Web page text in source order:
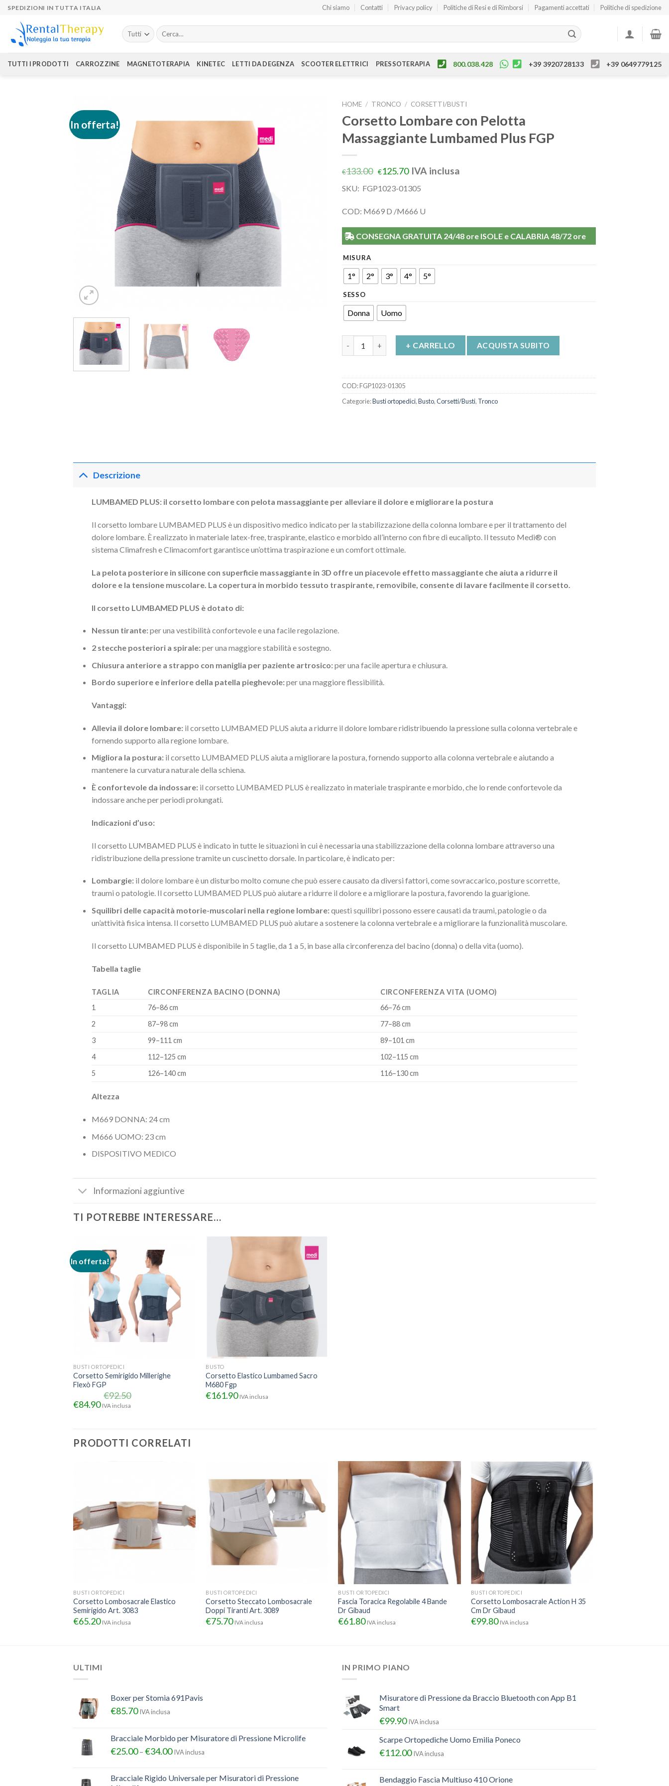
Skip
content
SPEDIZIONI IN TUTTA ITALIA Chi siamo Contatti Privacy policy Politiche di Resi e di Rimborsi Pagamenti accettati Politiche di spedizione
Cerca:
TUTTI I PRODOTTI CARROZZINE MAGNETOTERAPIA KINETEC LETTI DA DEGENZA SCOOTER ELETTRICI PRESSOTERAPIA 800.038.428 +39 3920728133 +39 0649779125
In offerta!
HOME / TRONCO / CORSETTI/BUSTI
Corsetto Lombare con Pelotta
Massaggiante Lumbamed Plus FGP
€133.00 €125.70 IVA inclusa
SKU: FGP1023-01305
COD: M669 D /M666 U
CONSEGNA GRATUITA 24/48 ore ISOLE e CALABRIA 48/72 ore
MISURA
1° 2° 3° 4° 5°
SESSO
Donna Uomo
+ CARRELLO ACQUISTA SUBITO
COD:FGP1023-01305
Categorie:Busti ortopedici,Busto,Corsetti/Busti, Tronco
Descrizione
LUMBAMED PLUS: il corsetto lombare con pelota massaggiante per alleviare il dolore e migliorare la postura
Il corsetto lombare LUMBAMED PLUS è un dispositivo medico indicato per la stabilizzazione della colonna lombare e per il trattamento del
dolore lombare. È realizzato in materiale latex-free, traspirante, elastico e morbido all’interno con fibre di eucalipto. Il tessuto Medi® con
sistema Climafresh e Climacomfort garantisce un’ottima traspirazione e un comfort ottimale.
La pelota posteriore in silicone con superficie massaggiante in 3D offre un piacevole effetto massaggiante che aiuta a ridurre il
dolore e la tensione muscolare. La copertura in morbido tessuto traspirante, removibile, consente di lavare facilmente il corsetto.
Il corsetto LUMBAMED PLUS è dotato di:
Nessun tirante:per una vestibilità confortevole e una facile regolazione.
2 stecche posteriori a spirale:per una maggiore stabilità e sostegno.
Chiusura anteriore a strappo con maniglia per paziente artrosico:per una facile apertura e chiusura.
Bordo superiore e inferiore della patella pieghevole:per una maggiore flessibilità.
Vantaggi:
Allevia il dolore lombare:il corsetto LUMBAMED PLUS aiuta a ridurre il dolore lombare ridistribuendo la pressione sulla colonna vertebrale e
fornendo supporto alla regione lombare.
Migliora la postura:il corsetto LUMBAMED PLUS aiuta a migliorare la postura, fornendo supporto alla colonna vertebrale e aiutando a
mantenere la curvatura naturale della schiena.
È confortevole da indossare:il corsetto LUMBAMED PLUS è realizzato in materiale traspirante e morbido, che lo rende confortevole da
indossare anche per periodi prolungati.
Indicazioni d’uso:
Il corsetto LUMBAMED PLUS è indicato in tutte le situazioni in cui è necessaria una stabilizzazione della colonna lombare attraverso una
ridistribuzione della pressione tramite un cuscinetto dorsale. In particolare, è indicato per:
Lombargie:il dolore lombare è un disturbo molto comune che può essere causato da diversi fattori, come sovraccarico, posture scorrette,
traumi o patologie. Il corsetto LUMBAMED PLUS può aiutare a ridurre il dolore e a migliorare la postura, favorendo la guarigione.
Squilibri delle capacità motorie-muscolari nella regione lombare:questi squilibri possono essere causati da traumi, patologie o da
un’attività fisica intensa. Il corsetto LUMBAMED PLUS può aiutare a sostenere la colonna vertebrale e a migliorare la funzionalità muscolare.
Il corsetto LUMBAMED PLUS è disponibile in 5 taglie, da 1 a 5, in base alla circonferenza del bacino (donna) o della vita (uomo).
Tabella taglie
TAGLIA CIRCONFERENZA BACINO (DONNA)
CIRCONFERENZA VITA (UOMO)
1
76–86 cm
66–76 cm
2
87–98 cm
77–88 cm
3
99–111 cm
89–101 cm
4
112–125 cm
102–115 cm
5
126–140 cm 116–130 cm
Altezza
M669 DONNA: 24 cm
M666 UOMO: 23 cm
DISPOSITIVO MEDICO
Informazioni aggiuntive
TI POTREBBE INTERESSARE…
In offerta!
BUSTI ORTOPEDICI
Corsetto Semirigido Millerighe
Flexò FGP
€92.50
€84.90 IVA inclusa
BUSTO
Corsetto Elastico Lumbamed Sacro
M680 Fgp
€161.90 IVA inclusa
PRODOTTI CORRELATI
BUSTI ORTOPEDICI
Corsetto Lombosacrale Elastico
Semirigido Art. 3083
€65.20 IVA inclusa
BUSTI ORTOPEDICI
Corsetto Steccato Lombosacrale
Doppi Tiranti Art. 3089
€75.70 IVA inclusa
BUSTI ORTOPEDICI
Fascia Toracica Regolabile 4 Bande
Dr Gibaud
€61.80 IVA inclusa
BUSTI ORTOPEDICI
Corsetto Lombosacrale Action H 35
Cm Dr Gibaud
€99.80 IVA inclusa
ULTIMI
Boxer per Stomia 691Pavis
€85.70 IVA inclusa
Bracciale Morbido per Misuratore di Pressione Microlife
€25.00– €34.00 IVA inclusa
Bracciale Rigido Universale per Misuratori di Pressione
IN PRIMO PIANO
Misuratore di Pressione da Braccio Bluetooth con App B1
Smart
€99.90 IVA inclusa
Scarpe Ortopediche Uomo Emilia Poneco
€112.00 IVA inclusa
Bendaggio Fascia Multiuso 410 Orione